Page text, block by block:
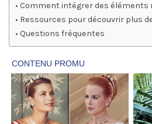
Comment intégrer des éléments
Ressources pour découvrir plus
Questions fréquentes